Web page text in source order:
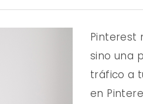
Pinterest
sino una
tráfico a
en